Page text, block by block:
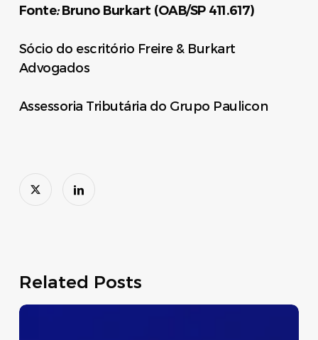
Fonte:Bruno Burkart (OAB/SP 411.617)
Sócio do escritório Freire & Burkart
Advogados
Assessoria Tributária do Grupo Paulicon
Related Posts
Dispensa